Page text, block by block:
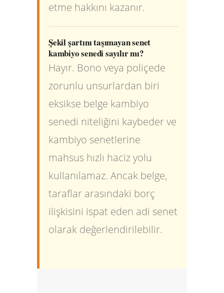
etme hakkını kazanır.
Şekil şartını taşımayan senet
kambiyo senedi sayılır mı?
Hayır. Bono veya poliçede
zorunlu unsurlardan biri
eksikse belge kambiyo
senedi niteliğini kaybeder ve
kambiyo senetlerine
mahsus hızlı haciz yolu
kullanılamaz. Ancak belge,
taraflar arasındaki borç
ilişkisini ispat eden adi senet
olarak değerlendirilebilir.